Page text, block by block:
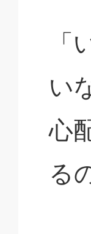
い
心
る